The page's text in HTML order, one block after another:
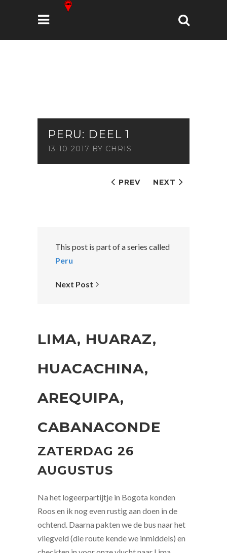
PREV NEXT
PERU: DEEL 1
13-10-2017 BY CHRIS
This post is part of a series called
Peru
Next Post
LIMA, HUARAZ,
HUACACHINA,
AREQUIPA,
CABANACONDE
ZATERDAG 26
AUGUSTUS
Na het logeerpartijtje in Bogota konden
Roos en ik nog even rustig aan doen in de
ochtend. Daarna pakten we de bus naar het
vliegveld (die route kende we inmiddels) en